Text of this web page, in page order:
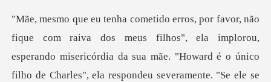
Baixar App
ho de Charles", ela respondeu severamente. "Se ele se